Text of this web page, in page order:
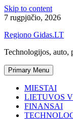
Skip to content
7 rugpjūčio, 2026
Regiono Gidas.LT
Technologijos, auto,
Primary Menu
MIESTAI
LIETUVOS
FINANSAI